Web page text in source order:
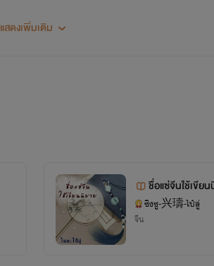
แสดงเพิ่มเติม
ชื่อแซ่จีนใช้เขีย
ซิงซู-兴璹-ไป๋ลู่
จีน